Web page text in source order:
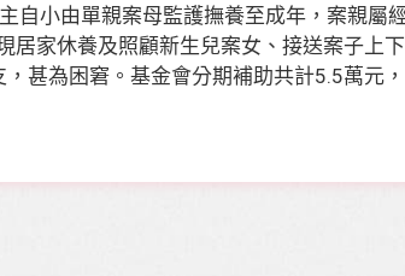
自小由單親案母監護撫養至成年，案親屬
家休養及照顧新生兒案女、接送案子上
甚為困窘。基金會分期補助共計5.5萬元